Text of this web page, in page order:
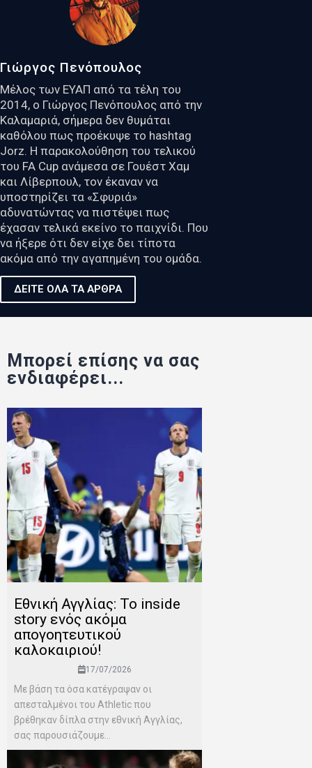
Γιώργος Πενόπουλος
Μέλος των ΕΥΑΠ από τα τέλη του
2014, ο Γιώργος Πενόπουλος από την
Καλαμαριά, σήμερα δεν θυμάται
καθόλου πως προέκυψε το hashtag
Jorz. Η παρακολούθηση του τελικού
του FA Cup ανάμεσα σε Γουέστ Χαμ
και Λίβερπουλ, τον έκαναν να
υποστηρίζει τα «Σφυριά»
αδυνατώντας να πιστέψει πως
έχασαν τελικά εκείνο το παιχνίδι. Που
να ήξερε ότι δεν είχε δει τίποτα
ακόμα από την αγαπημένη του ομάδα.
ΔΕΙΤΕ ΟΛΑ ΤΑ ΑΡΘΡΑ
Μπορεί επίσης να σας
ενδιαφέρει...
Εθνική Αγγλίας: Το inside
story ενός ακόμα
απογοητευτικού
καλοκαιριού!
17/07/2026
Mε βάση τα όσα κατέγραψαν οι
απεσταλμένοι του Αthletic που
βρέθηκαν δίπλα στην εθνική Αγγλίας,
σας παρουσιάζουμε...